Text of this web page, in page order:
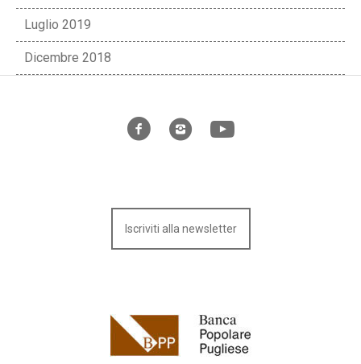
Luglio 2019
Dicembre 2018
Iscriviti alla newsletter